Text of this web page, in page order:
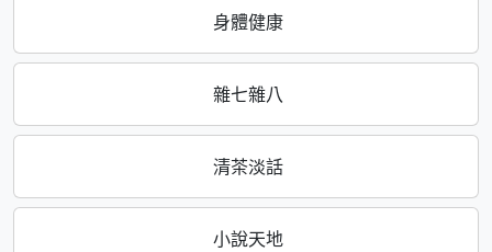
身體健康
雜七雜八
清茶淡話
小說天地